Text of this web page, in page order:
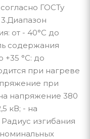
ГОСТу
от - 40°С до
содержания
+35 °С: до
при нагреве
при
напряжение 380
кВ; - на
изгибания